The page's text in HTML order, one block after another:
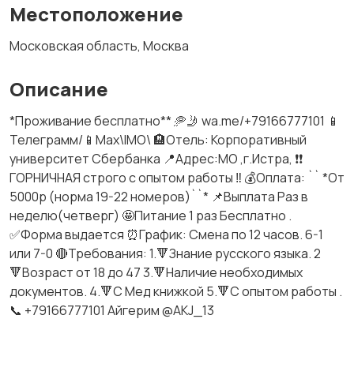
Местоположение
Московская область, Москва
Описание
*Проживание бесплатно** 🥏🤳 wa.me/+79166777101 📱
Телеграмм/📱Мах\IMO\ 🏨Отель: Корпоративный
университет Сбербанка 📍Адрес:МО ,г.Истра, ❗️❗️
ГОРНИЧНАЯ строго с опытом работы ‼️ 💰Оплата: `` *От
5000р (норма 19-22 номеров)``* 📌Выплата Раз в
неделю(четверг) 🤩Питание 1 раз Бесплатно .
✅Форма выдается ⏰График: Смена по 12 часов. 6-1
или 7-0 🔴Требования: 1.🔻Знание русского языка. 2
🔻Возраст от 18 до 47 3.🔻Наличие необходимых
документов. 4.🔻С Мед книжкой 5.🔻С опытом работы .
📞 +79166777101 Айгерим @AKJ_13